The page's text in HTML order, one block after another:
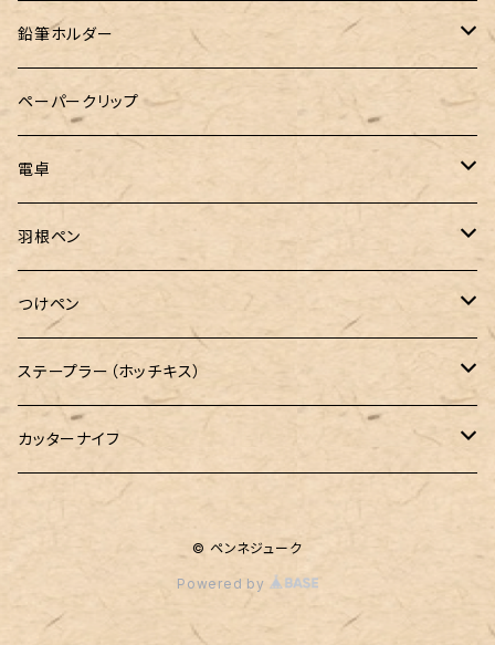
24季 スタビライズドウッド
鉛筆ホルダー
LOGステーショナリー
ペーパークリップ
電卓
CASIO（カシオ）
羽根ペン
ボルトレッティ
ルビナート
つけペン
ボルトレッティ
ステープラー（ホッチキス）
エルカスコ
カッターナイフ
工房sokoharo（そこはろ）
© ペンネジューク
Powered by